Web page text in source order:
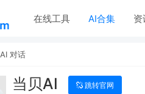
在线工具 AI合集 资
AI 对话
当贝AI 跳转官网